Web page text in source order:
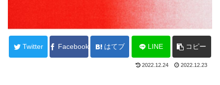
Twitter Facebook はてブ LINE コピー
2022.12.24 2022.12.23